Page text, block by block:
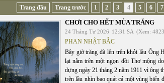
Trang đầu Trang trước 1 2 3 4 5 6 7
CHƠI CHO HẾT MÙA TRĂNG
24 Tháng Tư 2026 12:31 SA (Xem:
PHAN NHẬT BẮC
Bây giờ trăng đã lên trên khỏi lầu Ông
lại nằm trên một ngọn đồi Thơ mộng
dựng ngày 21 tháng 2 năm 1911 vì ông
trên lầu nhìn bao quát cả một vùng biển